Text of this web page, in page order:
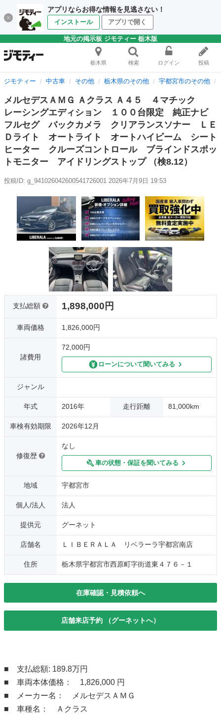
アプリならお得な情報を見逃さない！
インストール アプリで開く
地元の掲示板 ジモティー 栃木版
栃木県 検索 ログイン 投稿
ジモティー 中古車 その他 栃木県のその他 宇都宮市のその他
メルセデスＡＭＧ Ａクラス Ａ４５ ４マチック
レーシングエディション １００台限定 純正ナビ
フルセグ バックカメラ クリアランスソナー ＬＥ
Ｄライト オートライト オートハイビーム シート
ヒーター クルーズコントロール ブラインドスポッ
トモニター アイドリングストップ （検8.12）
投稿ID: g_941026042600541726001 2026年7月9日 19:53
支払総額 1,898,000円
車両価格 1,826,000円
諸費用
72,000円
ローンについて聞いてみる
ジャンル
年式 2016年 走行距離 81,000km
車検有効期限 2026年12月
修復歴
なし
車の状態・保証を聞いてみる
地域 宇都宮市
個人/法人 法人
提供元 グーネット
店舗名 ＬＩＢＥＲＡＬＡ リベラーラ宇都宮南店
住所 栃木県宇都宮市西原町字街道東４７６－１
在庫確認・見積依頼へ
店舗来店予約 （グーネットへ）
■ 支払総額: 189.8万円
■ 車両本体価格： 1,826,000 円
■ メーカー名： メルセデスＡＭＧ
■ 車種名： Ａクラス